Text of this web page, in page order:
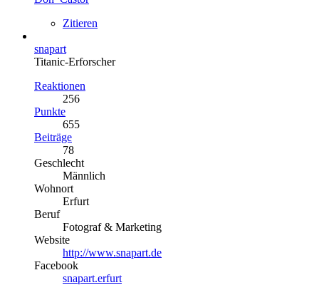
Zitieren
snapart
Titanic-Erforscher
Reaktionen
256
Punkte
655
Beiträge
78
Geschlecht
Männlich
Wohnort
Erfurt
Beruf
Fotograf & Marketing
Website
http://www.snapart.de
Facebook
snapart.erfurt